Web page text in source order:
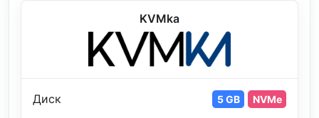
KVMka
Диск 5 GB NVMe